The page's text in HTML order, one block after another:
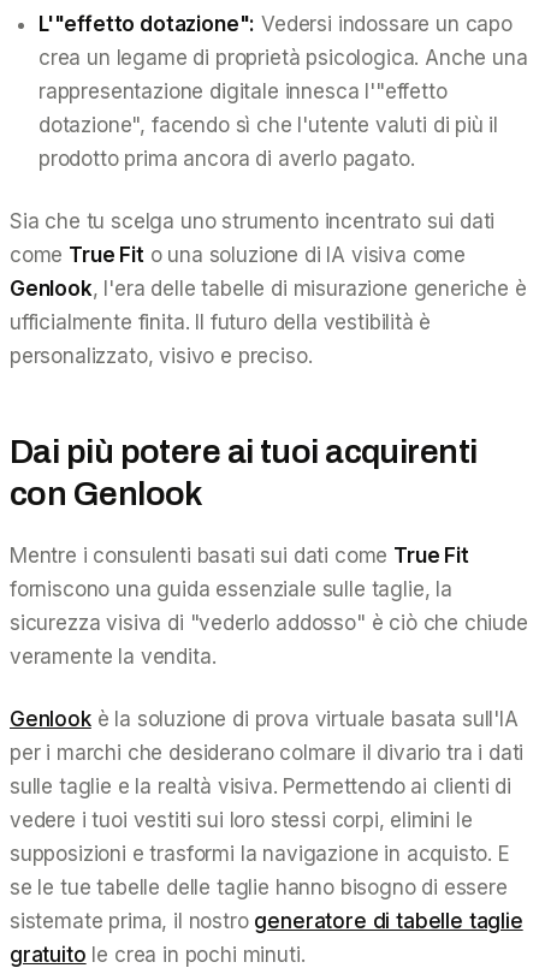
L'"effetto dotazione": Vedersi indossare un capo
crea un legame di proprietà psicologica. Anche una
rappresentazione digitale innesca l'"effetto
dotazione", facendo sì che l'utente valuti di più il
prodotto prima ancora di averlo pagato.
Sia che tu scelga uno strumento incentrato sui dati
come True Fit o una soluzione di IA visiva come
Genlook, l'era delle tabelle di misurazione generiche è
ufficialmente finita. Il futuro della vestibilità è
personalizzato, visivo e preciso.
Dai più potere ai tuoi acquirenti
con Genlook
Mentre i consulenti basati sui dati come True Fit
forniscono una guida essenziale sulle taglie, la
sicurezza visiva di "vederlo addosso" è ciò che chiude
veramente la vendita.
Genlookè la soluzione di prova virtuale basata sull'IA
per i marchi che desiderano colmare il divario tra i dati
sulle taglie e la realtà visiva. Permettendo ai clienti di
vedere i tuoi vestiti sui loro stessi corpi, elimini le
supposizioni e trasformi la navigazione in acquisto. E
se le tue tabelle delle taglie hanno bisogno di essere
sistemate prima, il nostro generatore di tabelle taglie
gratuito le crea in pochi minuti.